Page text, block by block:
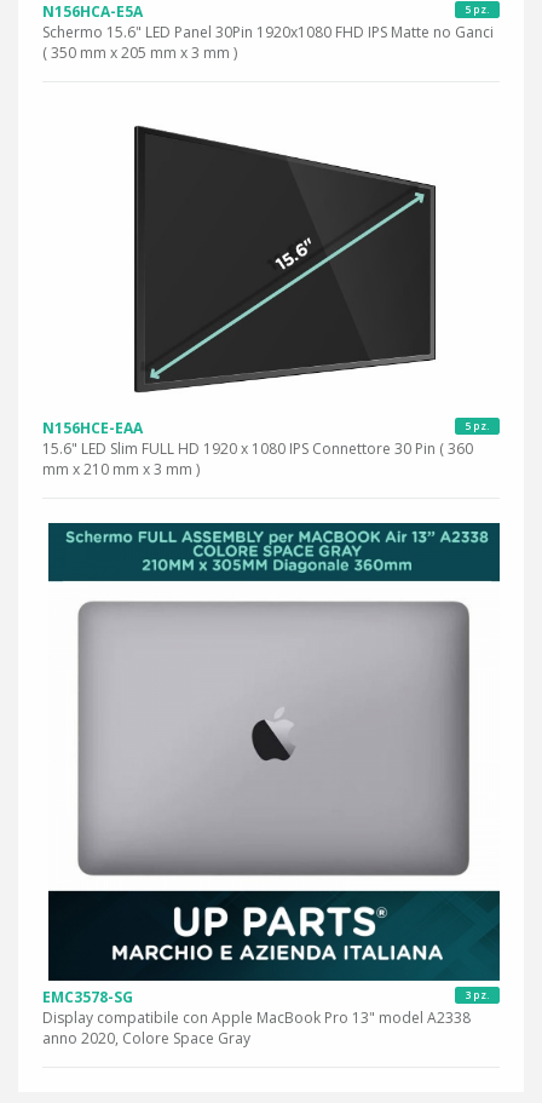
5 pz.
N156HCA-E5A
Schermo 15.6" LED Panel 30Pin 1920x1080 FHD IPS Matte no Ganci
( 350 mm x 205 mm x 3 mm )
5 pz.
N156HCE-EAA
15.6" LED Slim FULL HD 1920 x 1080 IPS Connettore 30 Pin ( 360
mm x 210 mm x 3 mm )
3 pz.
EMC3578-SG
Display compatibile con Apple MacBook Pro 13" model A2338
anno 2020, Colore Space Gray